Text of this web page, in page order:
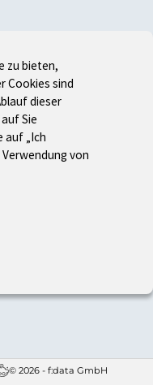
© 2026 - f:data GmbH
zu bieten,
Cookies sind
dieser
Sie
auf „Ich
von